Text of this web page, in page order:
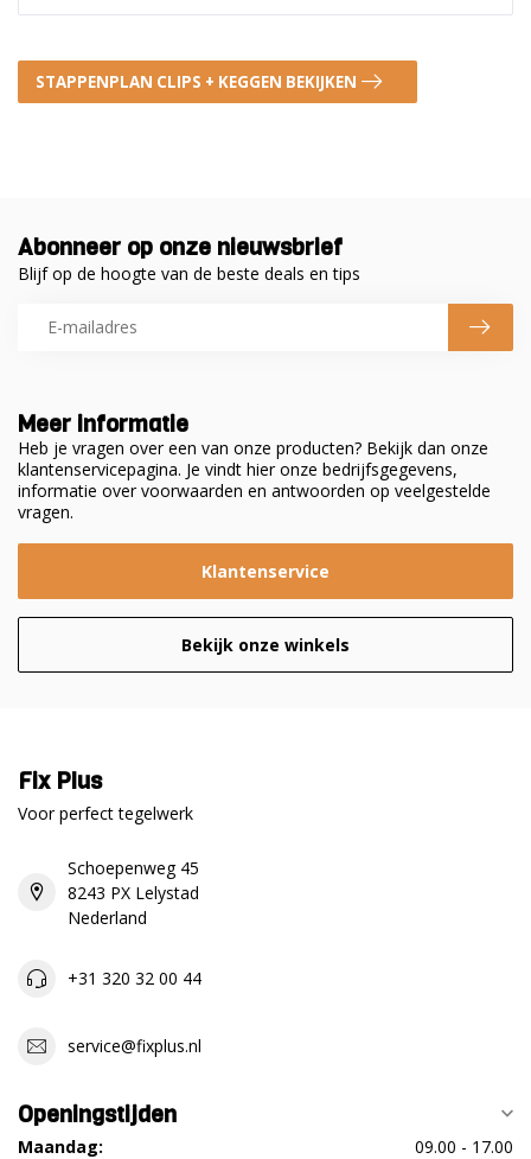
STAPPENPLAN CLIPS + KEGGEN BEKIJKEN
Meer informatie
Heb je vragen over een van onze producten? Bekijk dan onze
klantenservicepagina. Je vindt hier onze bedrijfsgegevens,
informatie over voorwaarden en antwoorden op veelgestelde
vragen.
Klantenservice
Bekijk onze winkels
Abonneer op onze nieuwsbrief
Blijf op de hoogte van de beste deals en tips
Fix Plus
Voor perfect tegelwerk
Schoepenweg 45
8243 PX Lelystad
Nederland
+31 320 32 00 44
service@fixplus.nl
Openingstijden
Maandag:
09.00 - 17.00